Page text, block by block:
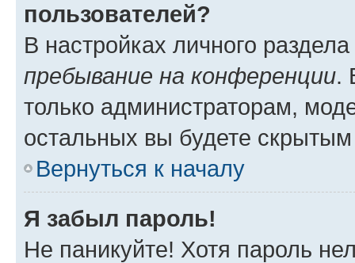
пользователей?
В настройках личного
пребывание на конференции.
только администраторам,
остальных вы будете
Вернуться к началу
Я забыл пароль!
Не паникуйте! Хотя пароль